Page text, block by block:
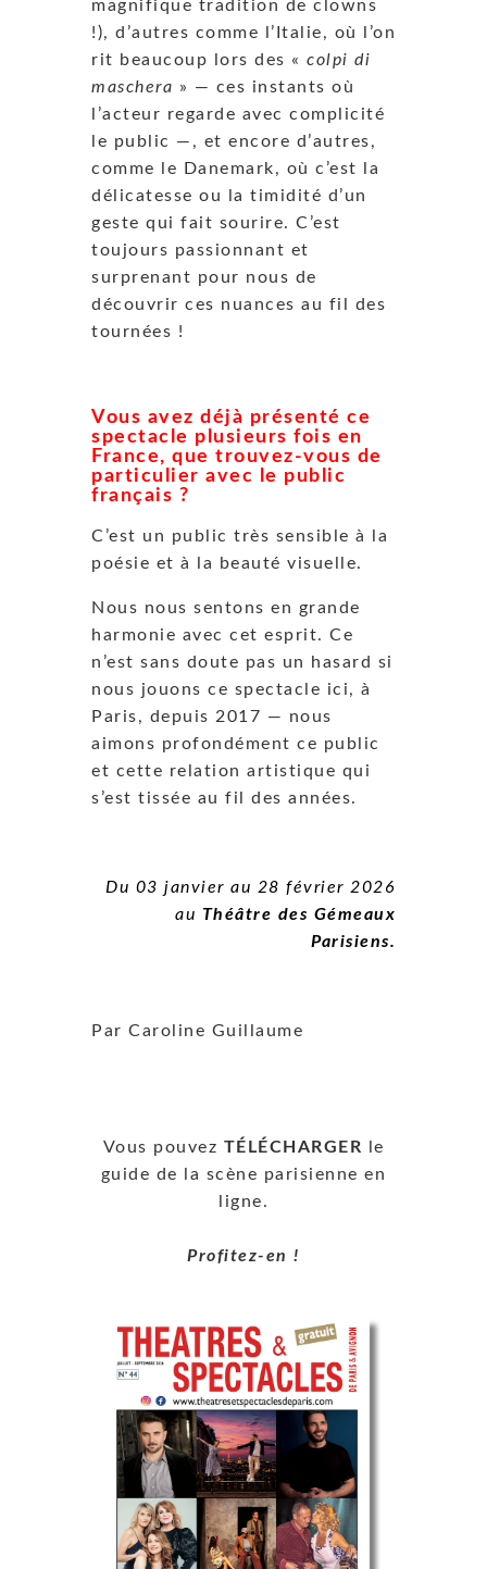
magnifique tradition de clowns
!), d’autres comme l’Italie, où l’on
rit beaucoup lors des « colpi di
maschera » — ces instants où
l’acteur regarde avec complicité
le public —, et encore d’autres,
comme le Danemark, où c’est la
délicatesse ou la timidité d’un
geste qui fait sourire. C’est
toujours passionnant et
surprenant pour nous de
découvrir ces nuances au fil des
tournées !
Vous avez déjà présenté ce
spectacle plusieurs fois en
France, que trouvez-vous de
particulier avec le public
français ?
C’est un public très sensible à la
poésie et à la beauté visuelle.
Nous nous sentons en grande
harmonie avec cet esprit. Ce
n’est sans doute pas un hasard si
nous jouons ce spectacle ici, à
Paris, depuis 2017 — nous
aimons profondément ce public
et cette relation artistique qui
s’est tissée au fil des années.
Du 03 janvier au 28 février 2026
au Théâtre des Gémeaux
Parisiens.
Par Caroline Guillaume
Vous pouvez TÉLÉCHARGER le
guide de la scène parisienne en
ligne.
Profitez-en !